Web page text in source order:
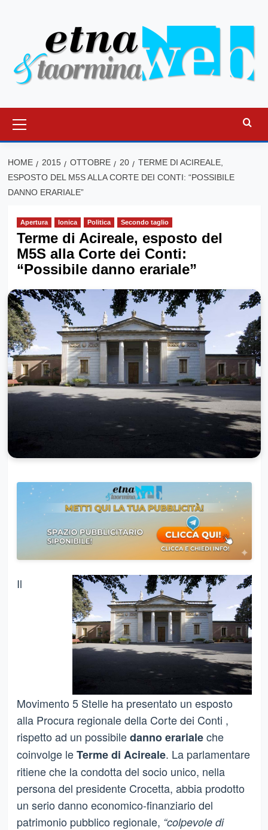
principale
HOME 2015 OTTOBRE 20
TERME DI ACIREALE,
ESPOSTO DEL M5S ALLA CORTE DEI CONTI: “POSSIBILE
DANNO ERARIALE”
Apertura Ionica Politica Secondo taglio
Terme di Acireale, esposto del
M5S alla Corte dei Conti:
“Possibile danno erariale”
Il
Movimento 5 Stelle ha presentato un esposto
alla Procura regionale della Corte dei Conti ,
rispetto ad un possibiledanno erarialeche
coinvolge leTerme di Acireale. La parlamentare
ritiene che la condotta del socio unico, nella
persona del presidente Crocetta, abbia prodotto
un serio danno economico-finanziario del
patrimonio pubblico regionale, “colpevole di